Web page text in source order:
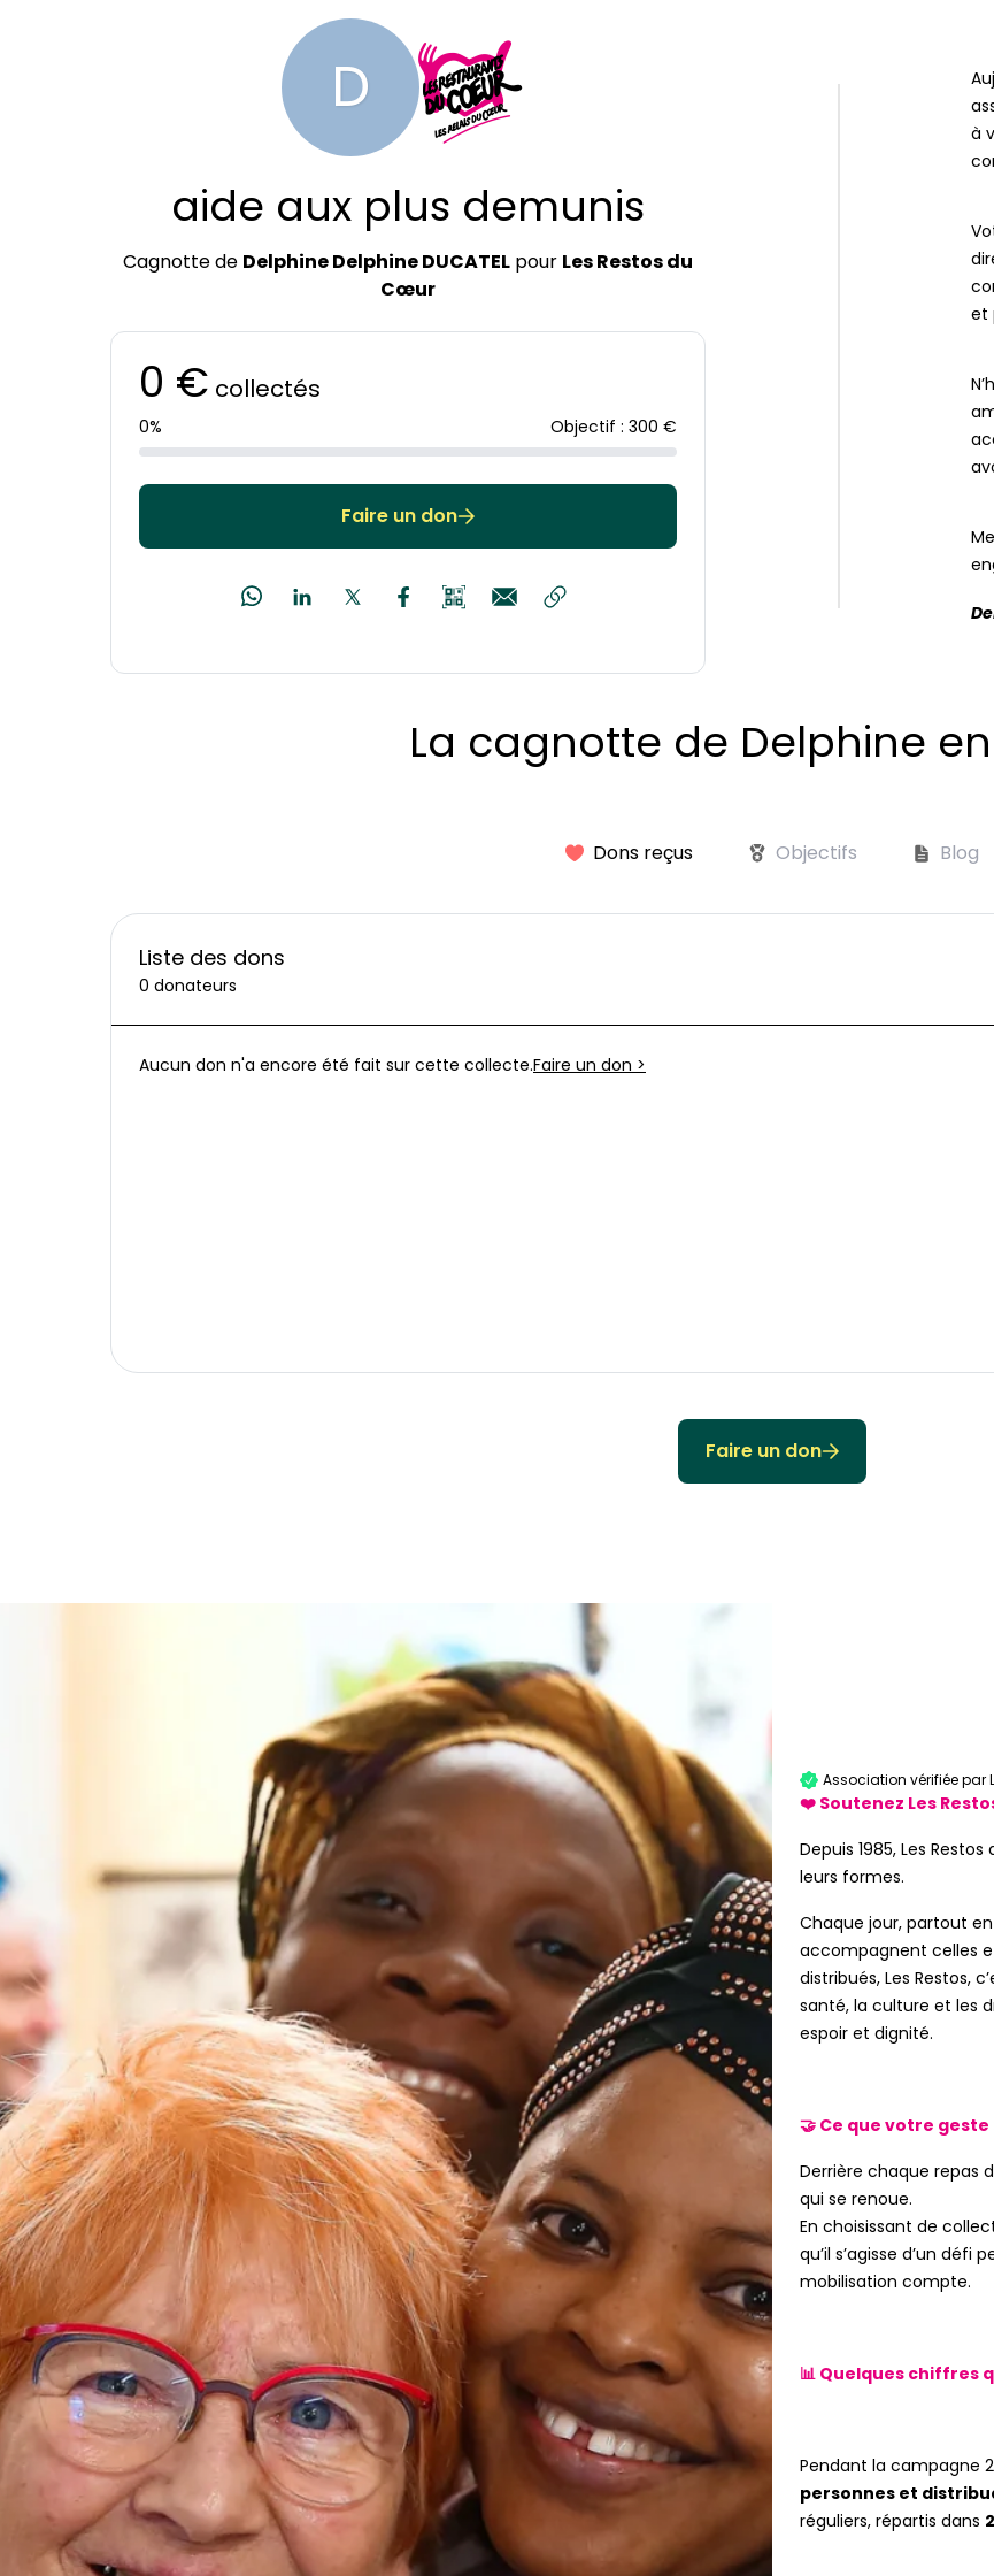
D
aide aux plus demunis
Cagnotte de Delphine Delphine DUCATEL pour Les Restos du
Cœur
0 € collectés
0% Objectif : 300 €
Faire un don
à
et
La cagnotte de Delphine
Dons reçus Objectifs Blog
Liste des dons
0 donateurs
Aucun don n'a encore été fait sur cette collecte.Faire un don >
Faire un don
Association vérifiée par
❤️ Soutenez Les
Depuis 1985, Les
leurs formes.
Chaque jour, partout
accompagnent celles
distribués, Les Restos,
santé, la culture et les
espoir et dignité.
🤝 Ce que votre
Derrière chaque repas
qui se renoue.
En choisissant de
qu’il s’agisse d’un
mobilisation compte.
📊 Quelques chiffres
Pendant la campagne
personnes et
réguliers, répartis dans